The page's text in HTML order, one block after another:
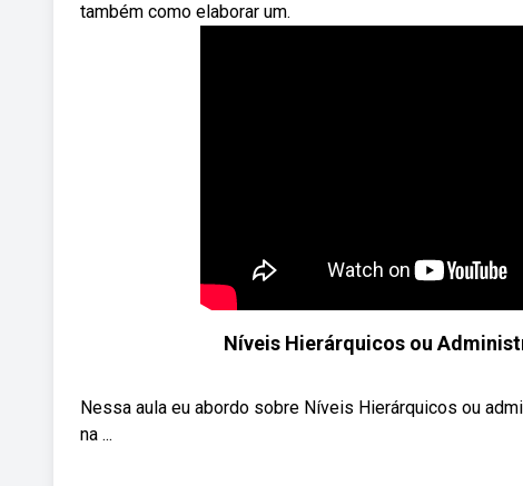
também como elaborar um.
Níveis Hierárquicos ou
Nessa aula eu abordo sobre Níveis Hierárquicos ou
na ...